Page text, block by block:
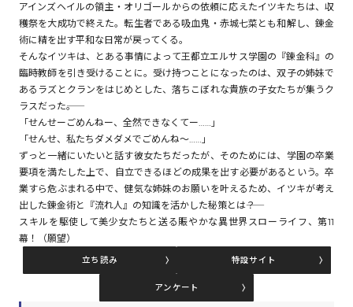
リキューレ
コミックパルフェ
コミックエッセイ
アインズヘイルの領主・オリゴールからの依頼に応えたイツキたちは、収
穫祭を大成功で終えた。転生者である吸血鬼・赤城七菜とも和解し、錬金
術に精を出す平和な日常が戻ってくる。
そんなイツキは、とある事情によって王都立エルサス学園の『錬金科』の
臨時教師を引き受けることに。受け持つことになったのは、双子の姉妹で
あるラズとクランをはじめとした、落ちこぼれな貴族の子女たちが集うク
ラスだった――。
「せんせーごめんねー、全然できなくてー……」
「せんせ、私たちダメダメでごめんね～……」
ずっと一緒にいたいと話す彼女たちだったが、そのためには、学園の卒業
要項を満たした上で、自立できるほどの成果を出す必要があるという。卒
業すら危ぶまれる中で、健気な姉妹のお願いを叶えるため、イツキが考え
出した錬金術と『流れ人』の知識を活かした秘策とは――？
スキルを駆使して美少女たちと送る賑やかな異世界スローライフ、第11
幕！（願望）
立ち読み 特設サイト
アンケート